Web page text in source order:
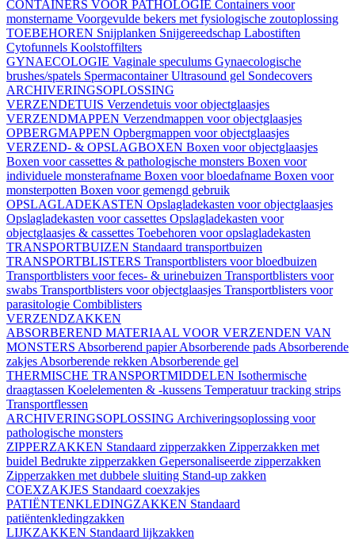
CONTAINERS VOOR PATHOLOGIE Containers voor
monstername Voorgevulde bekers met fysiologische zoutoplossing
TOEBEHOREN Snijplanken Snijgereedschap Labostiften
Cytofunnels Koolstoffilters
GYNAECOLOGIE Vaginale speculums Gynaecologische
brushes/spatels SpermacontainerUltrasound gel Sondecovers
ARCHIVERINGSOPLOSSING
VERZENDETUIS Verzendetuis voor objectglaasjes
VERZENDMAPPEN Verzendmappen voor objectglaasjes
OPBERGMAPPEN Opbergmappen voor objectglaasjes
VERZEND- & OPSLAGBOXEN Boxen voor objectglaasjes
Boxen voor cassettes & pathologische monsters Boxen voor
individuele monsterafname Boxen voor bloedafname Boxen voor
monsterpotten Boxen voor gemengd gebruik
OPSLAGLADEKASTEN Opslagladekasten voor objectglaasjes
Opslagladekasten voor cassettes Opslagladekasten voor
objectglaasjes & cassettes Toebehoren voor opslagladekasten
TRANSPORTBUIZEN Standaard transportbuizen
TRANSPORTBLISTERS Transportblisters voor bloedbuizen
Transportblisters voor feces- & urinebuizen Transportblisters voor
swabs Transportblisters voor objectglaasjes Transportblisters voor
parasitologie Combiblisters
VERZENDZAKKEN
ABSORBEREND MATERIAAL VOOR VERZENDEN VAN
MONSTERS Absorberend papierAbsorberende pads Absorberende
zakjes Absorberende rekken Absorberende gel
THERMISCHE TRANSPORTMIDDELEN Isothermische
draagtassen Koelelementen & -kussens Temperatuur tracking strips
Transportflessen
ARCHIVERINGSOPLOSSING Archiveringsoplossing voor
pathologische monsters
ZIPPERZAKKEN Standaard zipperzakken Zipperzakken met
buidel Bedrukte zipperzakken Gepersonaliseerde zipperzakken
Zipperzakken met dubbele sluiting Stand-up zakken
COEXZAKJES Standaard coexzakjes
PATIËNTENKLEDINGZAKKEN Standaard
patiëntenkledingzakken
LIJKZAKKEN Standaard lijkzakken